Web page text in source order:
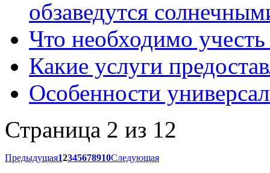
обзаведутся
Что необходимо
Какие услуги
Особенности
Страница 2 из 12
Предыдущая12345678910Следующая